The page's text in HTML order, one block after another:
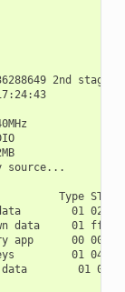
2nd stage
source...
Type ST
01 02
01 ff
00 00
01 04
01 02